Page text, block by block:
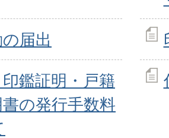
届出
鑑証明・戸籍
の発行手数料